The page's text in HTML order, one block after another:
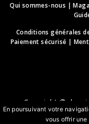
Qui sommes-nous |
Conditions générales
Paiement sécurisé |
Copyright ©
En poursuivant votre
vous offrir